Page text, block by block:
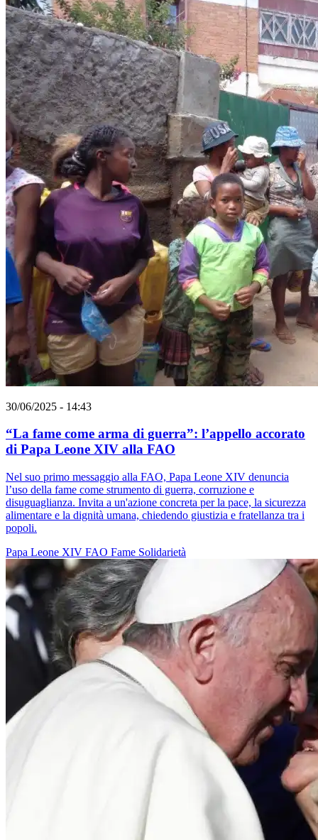
30/06/2025 - 14:43
“La fame come arma di guerra”: l’appello accorato
di Papa Leone XIV alla FAO
Nel suo primo messaggio alla FAO, Papa Leone XIV denuncia
l’uso della fame come strumento di guerra, corruzione e
disuguaglianza. Invita a un'azione concreta per la pace, la sicurezza
alimentare e la dignità umana, chiedendo giustizia e fratellanza tra i
popoli.
Papa Leone XIV FAO Fame Solidarietà